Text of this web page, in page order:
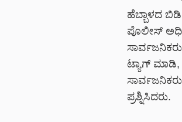
ಹೆಬ್ಬಾಳದ
ಪೊಲೀಸ್
ಟ್ಯಾಗ್ ಮಾಡಿ,
ಪ್ರಶ್ನಿಸಿದರು.